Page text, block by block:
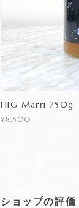
HIG Marri 750g
¥8,500
ショップの評価